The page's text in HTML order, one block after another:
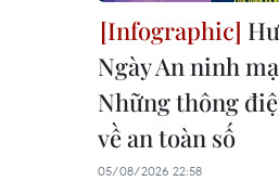
Ngày An ninh
Những thông
về an toàn số
05/08/2026 22:58